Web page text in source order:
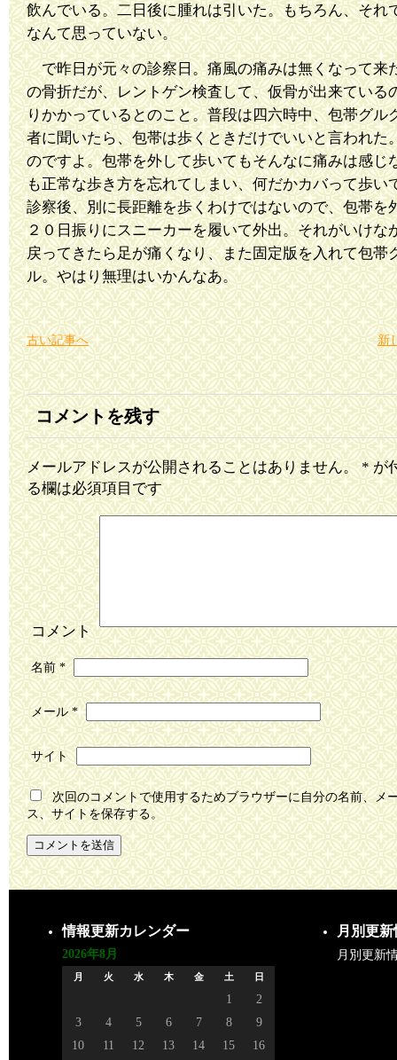
飲んでいる。二日後に腫れは引いた。もちろん、それ
なんて思っていない。
で昨日が元々の診察日。痛風の痛みは無くなって来
の骨折だが、レントゲン検査して、仮骨が出来ている
りかかっているとのこと。普段は四六時中、包帯グル
者に聞いたら、包帯は歩くときだけでいいと言われた
のですよ。包帯を外して歩いてもそんなに痛みは感じ
も正常な歩き方を忘れてしまい、何だかカバって歩い
診察後、別に長距離を歩くわけではないので、包帯を
２０日振りにスニーカーを履いて外出。それがいけな
戻ってきたら足が痛くなり、また固定版を入れて包帯
ル。やはり無理はいかんなあ。
古い記事へ 新
コメントを残す
メールアドレスが公開されることはありません。 *が
る欄は必須項目です
コメント
名前*
メール*
サイト
次回のコメントで使用するためブラウザーに自分の名前、メ
ス、サイトを保存する。
情報更新カレンダー
2026年8月
月 火 水 木 金 土 日
1
2
3
4 5 6 7 8
9
10
11 12 13 14 15 16
月別更
月別更新